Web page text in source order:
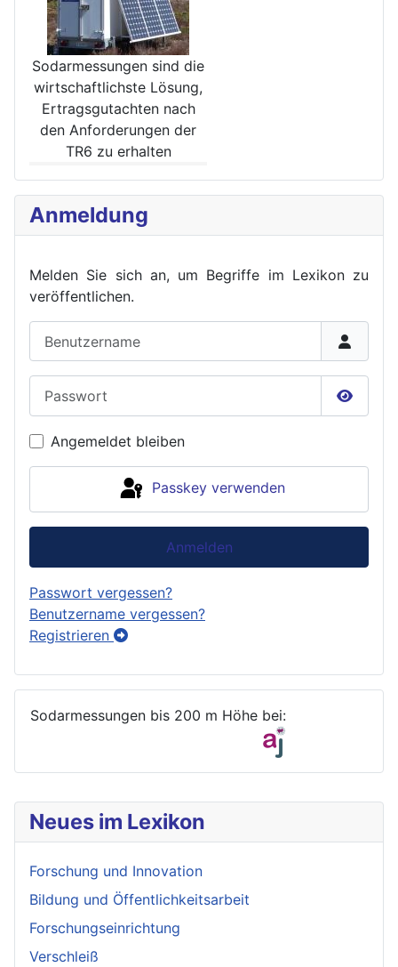
Neues im Lexikon
Forschung und Innovation
Bildung und Öffentlichkeitsarbeit
Forschungseinrichtung
Verschleiß
Sodarmessungen sind die
wirt­schaftlichste Lösung,
Ertrags­gutachten nach
den Anforde­rungen der
TR6 zu erhalten
Anmeldung
Melden Sie sich an, um Begriffe im Lexikon zu
veröffentlichen.
Angemeldet bleiben
Passkey verwenden
Anmelden
Passwort vergessen?
Benutzername vergessen?
Registrieren
Sodarmessungen bis 200 m Höhe bei: